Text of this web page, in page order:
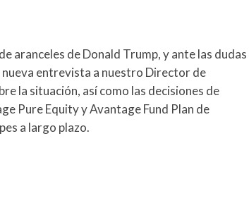
aranceles de Donald Trump, y ante las dudas
entrevista a nuestro Director de
la situación, así como las decisiones de
Pure Equity y Avantage Fund Plan de
a largo plazo.